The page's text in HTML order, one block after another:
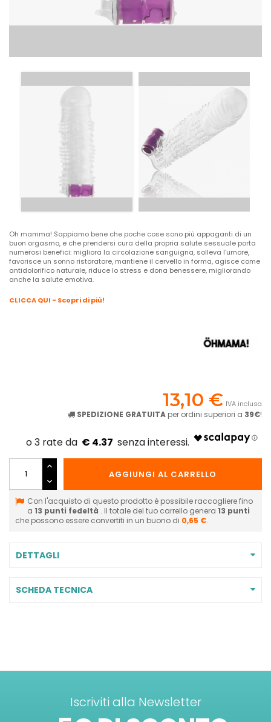
Oh mamma! Sappiamo bene che poche cose sono più appaganti di un
buon orgasmo, e che prendersi cura della propria salute sessuale porta
numerosi benefici: migliora la circolazione sanguigna, solleva l'umore,
favorisce un sonno ristoratore, mantiene il cervello in forma, agisce come
antidolorifico naturale, riduce lo stress e dona benessere, migliorando
anche la salute emotiva.
CLICCA QUI - Scopri di più!
13,10 € IVA inclusa
SPEDIZIONE GRATUITA per ordini superiori a 39€!
€ 4.37
AGGIUNGI AL CARRELLO
Con l'acquisto di questo prodotto è possibile raccogliere fino
a 13 punti fedeltà . Il totale del tuo carrello genera 13 punti
che possono essere convertiti in un buono di 0,65 €.
DETTAGLI
SCHEDA TECNICA
Iscriviti alla Newsletter